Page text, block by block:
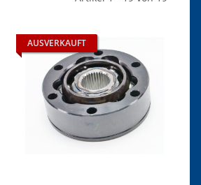
AUSVERKAUFT